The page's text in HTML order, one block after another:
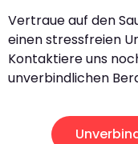
Vertraue auf den
einen stressfreien
Kontaktiere uns
unverbindlichen